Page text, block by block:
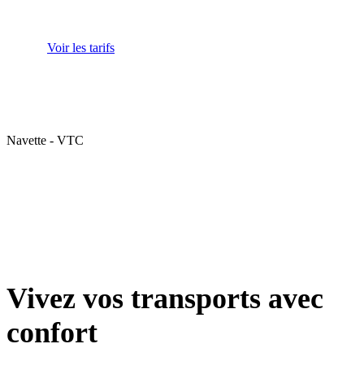
Voir les tarifs
Navette - VTC
Vivez vos transports avec
confort